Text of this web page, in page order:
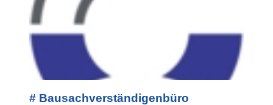
# Bausachverständigenbüro